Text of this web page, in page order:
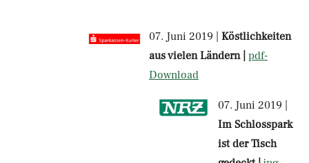
07. Juni 2019 | Köstlichkeiten
aus vielen Ländern | pdf-
Download
07. Juni 2019 |
Im Schlosspark
ist der Tisch